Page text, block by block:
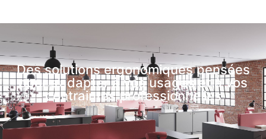
Des solutions ergonomiques pensées
pour s’adapter à vos usages et à vos
contraintes professionnelles